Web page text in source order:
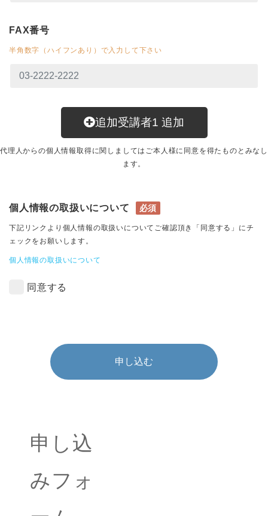
FAX番号
半角数字（ハイフンあり）で入力して下さい
追加受講者1 追加
代理人からの個人情報取得に関しましてはご本人様に同意を得たものとみなし
ます。
個人情報の取扱いについて 必須
下記リンクより個人情報の取扱いについてご確認頂き「同意する」にチ
ェックをお願いします。
個人情報の取扱いについて
同意する
申し込む
申し込
みフォ